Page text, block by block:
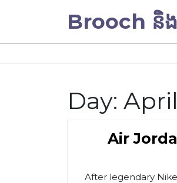
Brooch និ
Day:
Air
After legendary